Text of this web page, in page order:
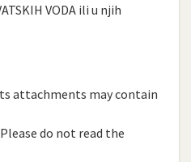
VODA ili u njih
attachments may contain
do not read the